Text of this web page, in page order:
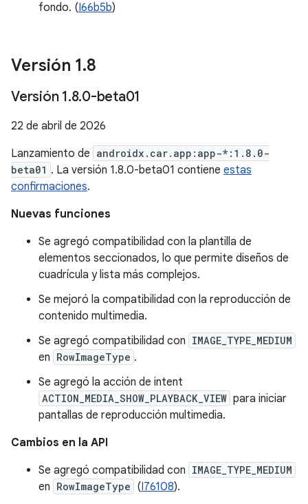
fondo. (I66b5b)
Versión 1.8
Versión 1.8.0-beta01
22 de abril de 2026
Lanzamiento de androidx.car.app:app-*:1.8.0-
beta01 . La versión 1.8.0-beta01 contiene estas
confirmaciones.
Nuevas funciones
Se agregó compatibilidad con la plantilla de
elementos seccionados, lo que permite diseños de
cuadrícula y lista más complejos.
Se mejoró la compatibilidad con la reproducción de
contenido multimedia.
Se agregó compatibilidad con IMAGE_TYPE_MEDIUM
en RowImageType .
Se agregó la acción de intent
ACTION_MEDIA_SHOW_PLAYBACK_VIEW para iniciar
pantallas de reproducción multimedia.
Cambios en la API
Se agregó compatibilidad con IMAGE_TYPE_MEDIUM
en RowImageType (I76108).